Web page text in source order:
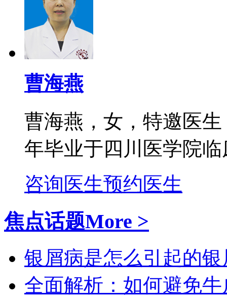
曹海燕
曹海燕，女，特邀医
年毕业于四川医学院
咨询医生预约医生
焦点话题More >
银屑病是怎么引起的银
全面解析：如何避免